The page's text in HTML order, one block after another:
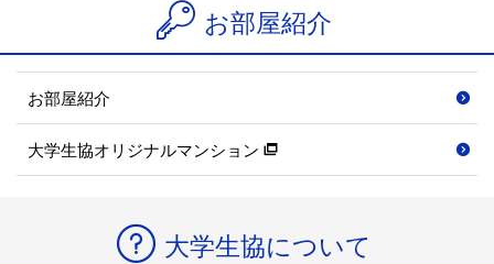
お部屋紹介
お部屋紹介
大学生協オリジナルマンション
大学生協について